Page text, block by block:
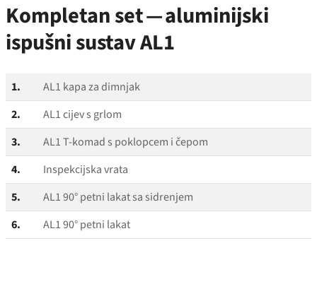
Kompletan set — aluminijski
ispušni sustav AL1
1.
AL1 kapa za dimnjak
2.
AL1 cijev s grlom
3.
AL1 T‑komad s poklopcem i čepom
4.
Inspekcijska vrata
5.
AL1 90° petni lakat sa sidrenjem
6.
AL1 90° petni lakat